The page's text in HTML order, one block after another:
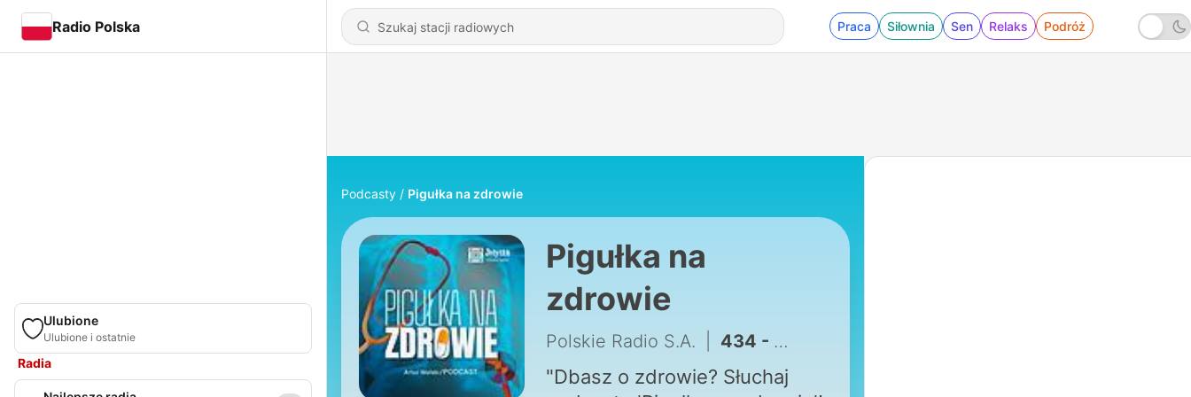
Radio Polska Praca Siłownia Sen Relaks Podróż
Ulubione
Ulubione i ostatnie
Radia
Podcasty Pigułka na zdrowie
Pigułka na
zdrowie
Polskie Radio S.A. 434 - Czy nawadnia nas tylko woda?
"Dbasz o zdrowie? Słuchaj